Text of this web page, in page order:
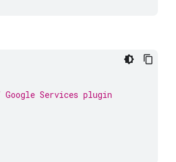
Services plugin